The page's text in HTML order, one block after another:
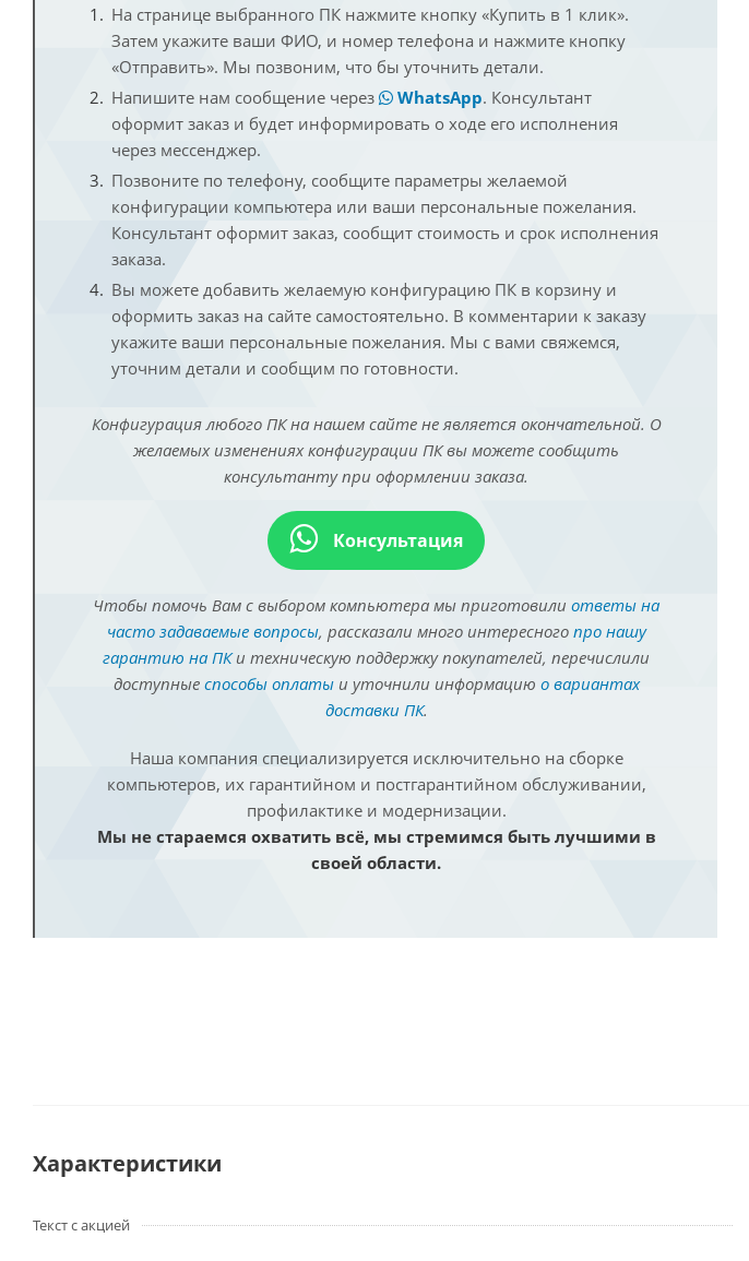
На странице выбранного ПК нажмите кнопку «Купить в 1 клик».
Затем укажите ваши ФИО, и номер телефона и нажмите кнопку
«Отправить». Мы позвоним, что бы уточнить детали.
Напишите нам сообщение через
WhatsApp. Консультант
оформит заказ и будет информировать о ходе его исполнения
через мессенджер.
Позвоните по телефону, сообщите параметры желаемой
конфигурации компьютера или ваши персональные пожелания.
Консультант оформит заказ, сообщит стоимость и срок исполнения
заказа.
Вы можете добавить желаемую конфигурацию ПК в корзину и
оформить заказ на сайте самостоятельно. В комментарии к заказу
укажите ваши персональные пожелания. Мы с вами свяжемся,
уточним детали и сообщим по готовности.
Конфигурация любого ПК на нашем сайте не является окончательной. О
желаемых изменениях конфигурации ПК вы можете сообщить
консультанту при оформлении заказа.
Консультация
Чтобы помочь Вам с выбором компьютера мы приготовили ответы на
часто задаваемые вопросы, рассказали много интересного про нашу
гарантию на ПКи техническую поддержку покупателей, перечислили
доступные способы оплатыи уточнили информацию о вариантах
доставки ПК.
Наша компания специализируется исключительно на сборке
компьютеров, их гарантийном и постгарантийном обслуживании,
профилактике и модернизации.
Мы не стараемся охватить всё, мы стремимся быть лучшими в
своей области.
Характеристики
Текст с акцией